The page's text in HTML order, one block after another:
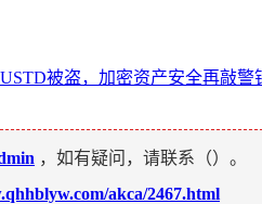
被盗，加密资产安全再敲警
，如有疑问，请联系（）。
akca/2467.html